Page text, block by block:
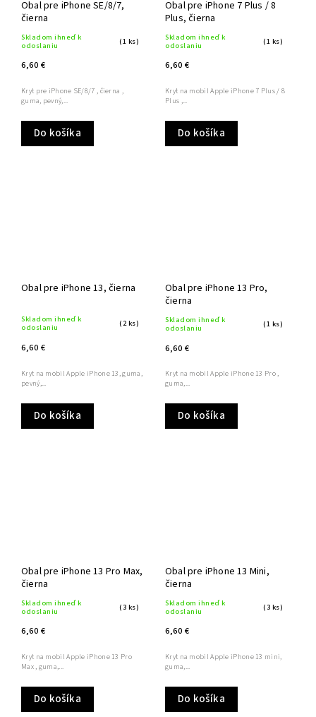
Obal pre iPhone SE/8/7,
čierna
Skladom ihneď k
odoslaniu
(1 ks)
6,60 €
Do košíka
Kryt pre iPhone SE/8/7 , čierna ,
guma, pevný,...
Obal pre iPhone 7 Plus / 8
Plus, čierna
Skladom ihneď k
odoslaniu
(1 ks)
6,60 €
Do košíka
Kryt na mobil Apple iPhone 7 Plus / 8
Plus ,...
Obal pre iPhone 13, čierna
Skladom ihneď k
odoslaniu
(2 ks)
6,60 €
Do košíka
Kryt na mobil Apple iPhone 13, guma,
pevný,...
Obal pre iPhone 13 Pro,
čierna
Skladom ihneď k
odoslaniu
(1 ks)
6,60 €
Do košíka
Kryt na mobil Apple iPhone 13 Pro ,
guma,...
Obal pre iPhone 13 Pro Max,
čierna
Skladom ihneď k
odoslaniu
(3 ks)
6,60 €
Do košíka
Kryt na mobil Apple iPhone 13 Pro
Max , guma,...
Obal pre iPhone 13 Mini,
čierna
Skladom ihneď k
odoslaniu
(3 ks)
6,60 €
Do košíka
Kryt na mobil Apple iPhone 13 mini,
guma,...